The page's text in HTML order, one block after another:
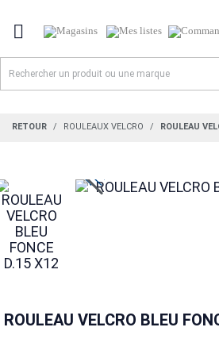

RETOUR ROULEAUX VELCRO ROULEAU
ROULEAU VELCRO BLEU